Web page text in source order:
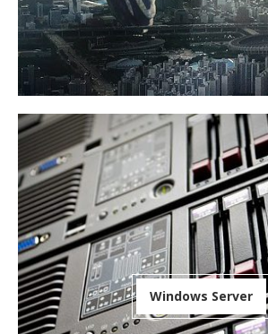
Windows Server